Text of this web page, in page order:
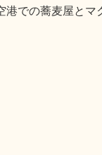
での蕎麦屋とマ